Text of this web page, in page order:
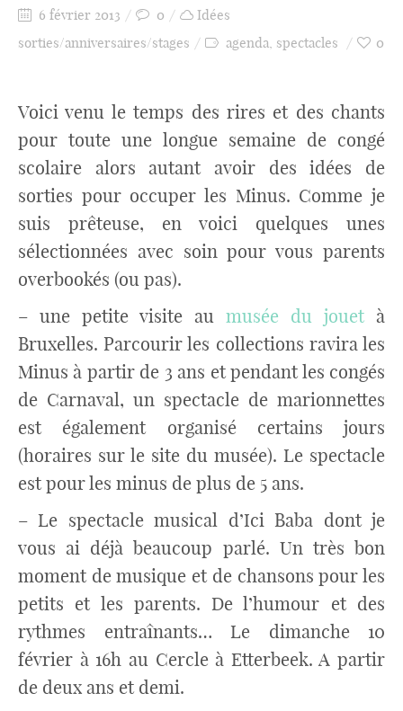
6 février 2013 0
Idées
sorties/anniversaires/stages
agenda, spectacles 0
Voici venu le temps des rires et des chants
pour toute une longue semaine de congé
scolaire alors autant avoir des idées de
sorties pour occuper les Minus. Comme je
suis prêteuse, en voici quelques unes
sélectionnées avec soin pour vous parents
overbookés (ou pas).
– une petite visite au musée du jouet à
Bruxelles. Parcourir les collections ravira les
Minus à partir de 3 ans et pendant les congés
de Carnaval, un spectacle de marionnettes
est également organisé certains jours
(horaires sur le site du musée). Le spectacle
est pour les minus de plus de 5 ans.
– Le spectacle musical d’Ici Baba dont je
vous ai déjà beaucoup parlé. Un très bon
moment de musique et de chansons pour les
petits et les parents. De l’humour et des
rythmes entraînants… Le dimanche 10
février à 16h au Cercle à Etterbeek. A partir
de deux ans et demi.